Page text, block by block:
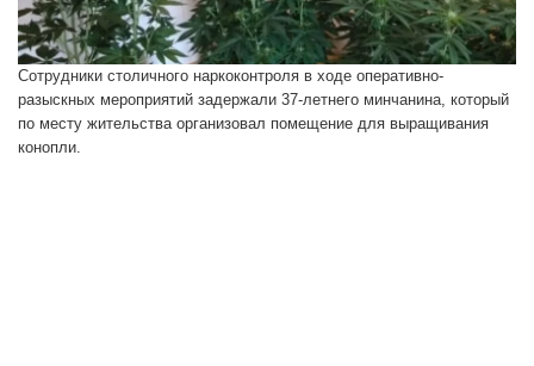
Сотрудники столичного наркоконтроля в ходе оперативно-
разыскных мероприятий задержали 37-летнего минчанина, который
по месту жительства организовал помещение для выращивания
конопли.